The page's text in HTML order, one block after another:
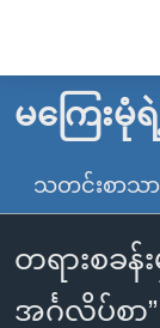
လွယ်ကူ
သည့်
များ
ပင်မ
မူလစာမျက်နှာ
ကမ္ဘာ့သတင်းများ
နိုင်ငံတကာ
အမေရိကန်
ဗွီဒီယို
သတင်းလွတ်လပ်
မကြေးမုံ
သတင်းစာသာ
တရားစခန်
အင်္ဂလိပ်စာ”